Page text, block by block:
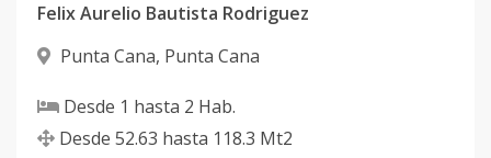
Felix Aurelio Bautista Rodriguez
Punta Cana, Punta Cana
Desde 1 hasta 2 Hab.
Desde 52.63 hasta 118.3 Mt2